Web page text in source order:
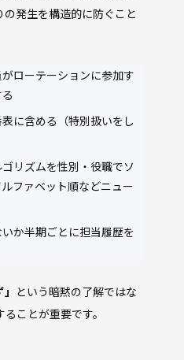
発生を構造的に防ぐこと
ローテーションに参加す
に含める（特別扱いをし
リズムを性別・役職でソ
ファベット順などニュー
か半期ごとに担当履歴を
という暗黙の了解ではな
ことが重要です。